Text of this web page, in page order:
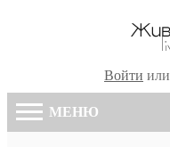
Войти или
МЕНЮ